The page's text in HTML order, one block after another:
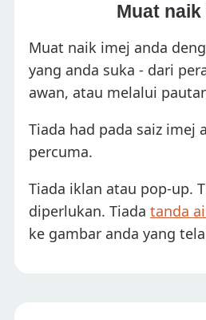
Muat
Muat naik imej anda
yang anda suka - dari
awan, atau melalui
Tiada had pada saiz imej
percuma.
Tiada iklan atau pop-up.
diperlukan. Tiada tanda
ke gambar anda yang